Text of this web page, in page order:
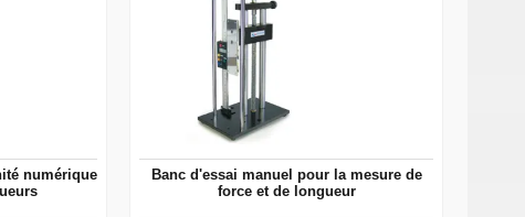
numérique
Banc d'essai manuel pour la mesure de
force et de longueur